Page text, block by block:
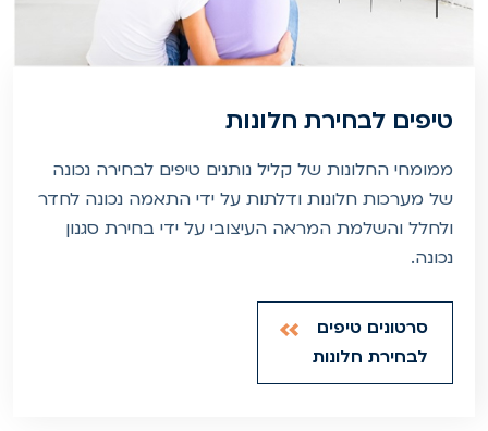
טיפים לבחירת חלונות
ממומחי החלונות של קליל נותנים טיפים לבחירה נכונה
של מערכות חלונות ודלתות על ידי התאמה נכונה לחדר
ולחלל והשלמת המראה העיצובי על ידי בחירת סגנון
נכונה.
סרטונים טיפים
לבחירת חלונות